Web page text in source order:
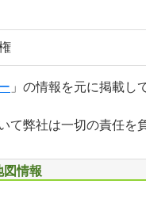
」の情報を元に掲載し
て弊社は一切の責任を
図情報